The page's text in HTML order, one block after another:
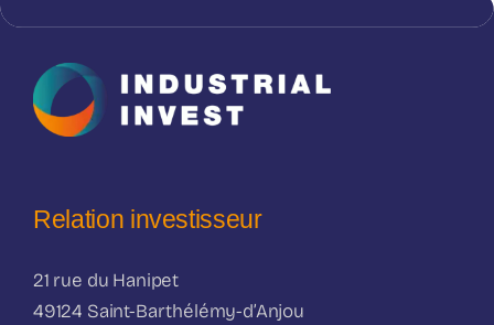
Relation investisseur
21 rue du Hanipet
49124 Saint-Barthélémy-d’Anjou